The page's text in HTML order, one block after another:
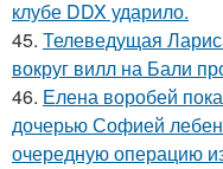
клубе DDX ударило.
45. Телеведущая
вокруг вилл на Бали
46. Елена воробей
дочерью Софией
очередную операцию